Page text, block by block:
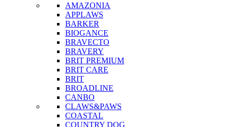
AMAZONIA
APPLAWS
BARKER
BIOGANCE
BRAVECTO
BRAVERY
BRIT PREMIUM
BRIT CARE
BRIT
BROADLINE
CANBO
CLAWS&PAWS
COASTAL
COUNTRY DOG